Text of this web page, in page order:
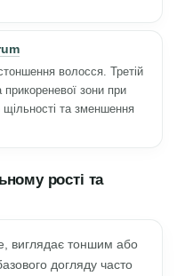
волосся. Третій
зони при
та зменшення
рості та
виглядає тоншим або
догляду часто